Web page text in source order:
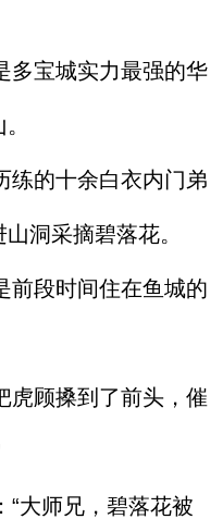
宝城实力最强的华
的十余白衣内门弟
洞采摘碧落花。
段时间住在鱼城的
顾搡到了前头，催
大师兄，碧落花被